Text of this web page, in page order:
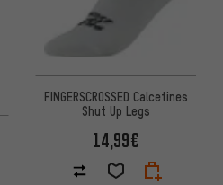
FINGERSCROSSED Calcetines
Shut Up Legs
14,99€